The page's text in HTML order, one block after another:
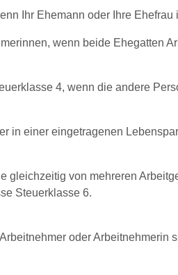
Ihr Ehemann oder Ihre Ehefrau
wenn beide Ehegatten
4, wenn die andere
in einer eingetragenen
gleichzeitig von mehreren
Steuerklasse 6.
oder Arbeitnehmerin